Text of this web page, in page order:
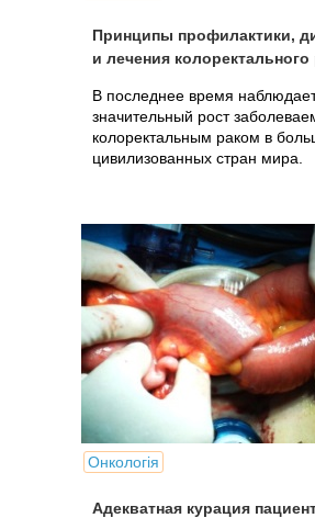
Принципы профилактики,
и лечения колоректального
В последнее время
значительный рост
колоректальным раком в
цивилизованных стран мира.
Онкологія
Адекватная курация